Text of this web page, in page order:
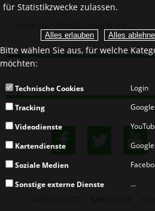
für Statistikzwecke zulassen.
Bitte wählen Sie aus, für welche
möchten:
Technische Cookies
Login
Tracking
Videodienste
Kartendienste
Soziale Medien
Sonstige externe Dienste
...